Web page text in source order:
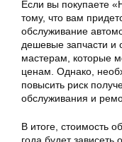
Если вы покупаете
тому, что вам
обслуживание
дешевые запчасти и
мастерам, которые
ценам. Однако,
повысить риск
обслуживания и
В итоге, стоимость